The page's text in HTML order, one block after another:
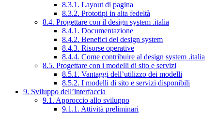
8.3.1. Layout di pagina
8.3.2. Prototipi in alta fedeltà
8.4. Progettare con il design system .italia
8.4.1. Documentazione
8.4.2. Benefici del design system
8.4.3. Risorse operative
8.4.4. Come contribuire al design system .italia
8.5. Progettare con i modelli di sito e servizi
8.5.1. Vantaggi dell’utilizzo dei modelli
8.5.2. I modelli di sito e servizi disponibili
9. Sviluppo dell’interfaccia
9.1. Approccio allo sviluppo
9.1.1. Attività preliminari